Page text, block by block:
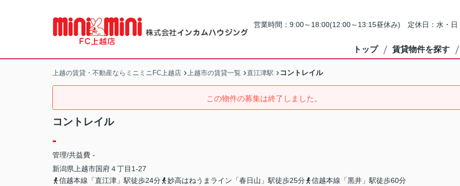
営業時間：9:00～18:00(12:00～13:15昼休み) 定休日：水・日
トップ 賃貸物件を探す
上越の賃貸・不動産ならミニミニFC上越店 上越市の賃貸一覧 直江津駅 コントレイル
この物件の募集は終了しました。
コントレイル
-
管理/共益費 -
新潟県 上越市国府４丁目1-27
信越本線「直江津」駅徒歩24分
妙高はねうまライン「春日山」駅徒歩25分 信越本線「黒井」駅徒歩60分